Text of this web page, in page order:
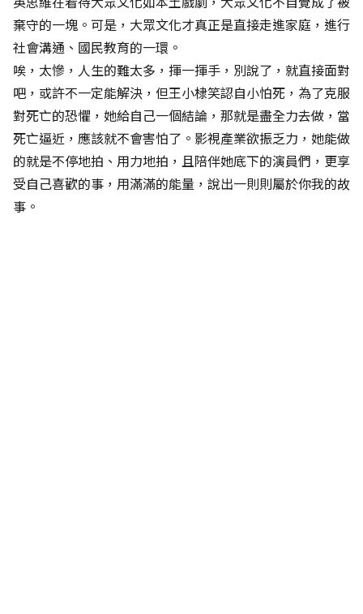
棄守的一塊。可是，大眾文化才真正是直接走進家庭，進行
社會溝通、國民教育的一環。
唉，太慘，人生的難太多，揮一揮手，別說了，就直接面對
吧，或許不一定能解決，但王小棣笑認自小怕死，為了克服
對死亡的恐懼，她給自己一個結論，那就是盡全力去做，當
死亡逼近，應該就不會害怕了。影視產業欲振乏力，她能做
的就是不停地拍、用力地拍，且陪伴她底下的演員們，更享
受自己喜歡的事，用滿滿的能量，說出一則則屬於你我的故
事。